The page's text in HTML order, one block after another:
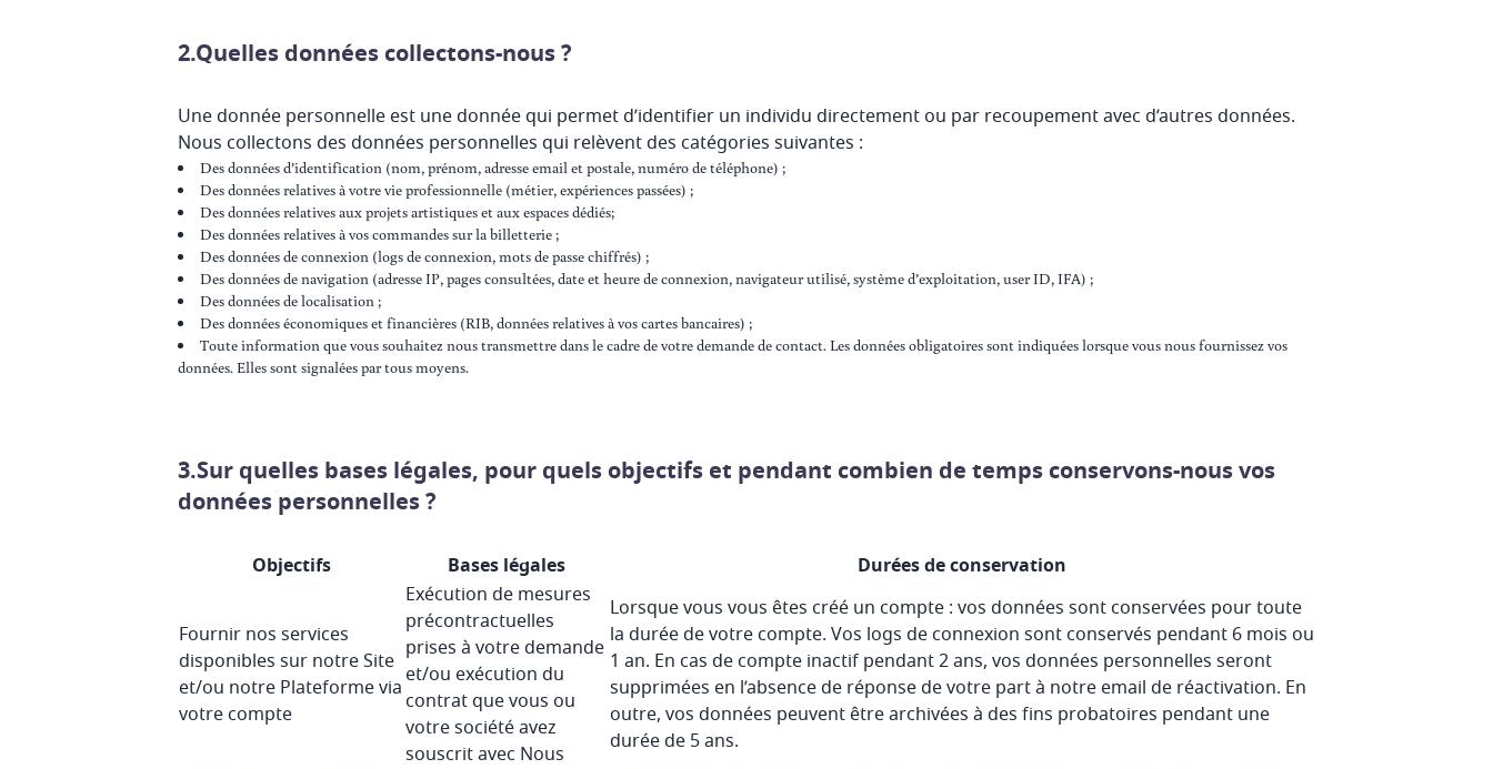
2.Quelles données collectons-nous ?
Une donnée personnelle est une donnée qui permet d’identifier un individu directement ou par recoupement avec d’autres données.
Nous collectons des données personnelles qui relèvent des catégories suivantes :
Des données d’identification (nom, prénom, adresse email et postale, numéro de téléphone) ;
Des données relatives à votre vie professionnelle (métier, expériences passées) ;
Des données relatives aux projets artistiques et aux espaces dédiés;
Des données relatives à vos commandes sur la billetterie ;
Des données de connexion (logs de connexion, mots de passe chiffrés) ;
Des données de navigation (adresse IP, pages consultées, date et heure de connexion, navigateur utilisé, système d’exploitation, user ID, IFA) ;
Des données de localisation ;
Des données économiques et financières (RIB, données relatives à vos cartes bancaires) ;
Toute information que vous souhaitez nous transmettre dans le cadre de votre demande de contact. Les données obligatoires sont indiquées lorsque vous nous fournissez vos
données. Elles sont signalées par tous moyens.
3.Sur quelles bases légales, pour quels objectifs et pendant combien de temps conservons-nous vos
données personnelles ?
Objectifs Bases légales Durées de conservation
Fournir nos services
disponibles sur notre Site
et/ou notre Plateforme via
votre compte
Exécution de mesures
précontractuelles
prises à votre demande
et/ou exécution du
contrat que vous ou
votre société avez
souscrit avec Nous
Lorsque vous vous êtes créé un compte : vos données sont conservées pour toute
la durée de votre compte. Vos logs de connexion sont conservés pendant 6 mois ou
1 an. En cas de compte inactif pendant 2 ans, vos données personnelles seront
supprimées en l’absence de réponse de votre part à notre email de réactivation. En
outre, vos données peuvent être archivées à des fins probatoires pendant une
durée de 5 ans.